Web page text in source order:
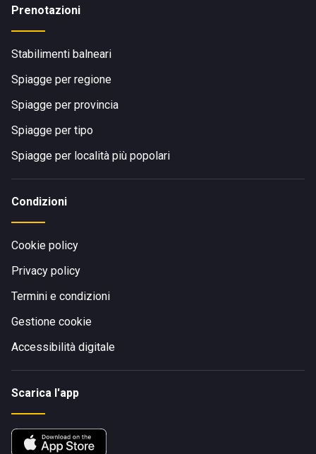
Prenotazioni
Stabilimenti balneari
Spiagge per regione
Spiagge per provincia
Spiagge per tipo
Spiagge per località più popolari
Condizioni
Cookie policy
Privacy policy
Termini e condizioni
Gestione cookie
Accessibilità digitale
Scarica l'app